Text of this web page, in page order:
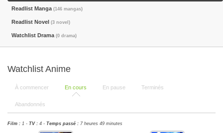
Readlist Manga (146 mangas)
Readlist Novel (3 novel)
Watchlist Drama (0 drama)
Watchlist Anime
À commencer En cours En pause Terminés
Abandonnés
Film : 1 - TV : 4 - Temps passé : 7 heures 49 minutes